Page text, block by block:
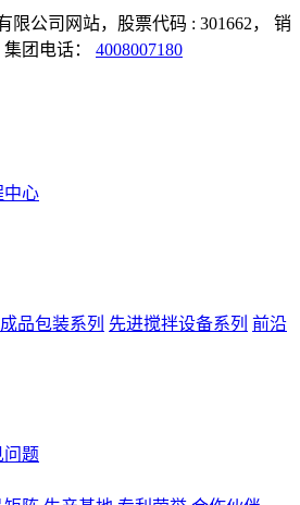
公司网站，股票代码 : 301662，
销
集团电话： 4008007180
中心
品包装系列 先进搅拌设备系列 前沿
问题